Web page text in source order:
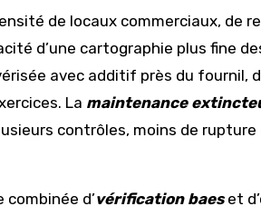
de locaux commerciaux, de
d’une cartographie plus fine
avec additif près du fournil,
La maintenance
contrôles, moins de
combinée d’vérification baeset